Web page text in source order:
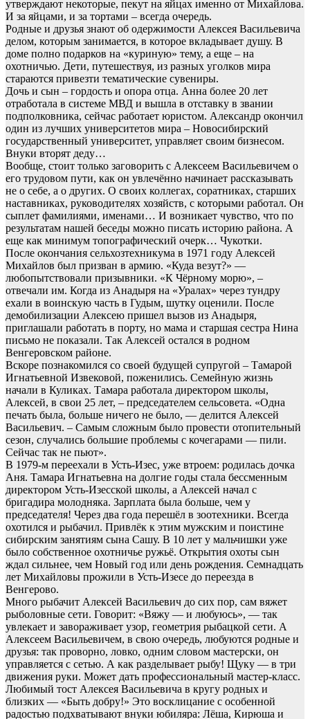
утверждают некоторые, пекут на яйцах именно от Михайлова.
И за яйцами, и за тортами – всегда очередь.
Родные и друзья знают об одержимости Алексея Васильевича
делом, которым занимается, в которое вкладывает душу. В
доме полно подарков на «куриную» тему, а еще – на
охотничью. Дети, путешествуя, из разных уголков мира
стараются привезти тематические сувениры.
Дочь и сын – гордость и опора отца. Анна более 20 лет
отработала в системе МВД и вышла в отставку в звании
подполковника, сейчас работает юристом. Александр окончил
один из лучших университетов мира – Новосибирский
государственный университет, управляет своим бизнесом.
Внуки вторят деду…
Вообще, стоит только заговорить с Алексеем Васильевичем о
его трудовом пути, как он увлечённо начинает рассказывать
не о себе, а о других. О своих коллегах, соратниках, старших
наставниках, руководителях хозяйств, с которыми работал. Он
сыплет фамилиями, именами… И возникает чувство, что по
результатам нашей беседы можно писать историю района. А
еще как минимум топографический очерк… Чукотки.
После окончания сельхозтехникума в 1971 году Алексей
Михайлов был призван в армию. «Куда везут?» —
любопытствовали призывники. «К Чёрному морю», –
отвечали им. Когда из Анадыря на «Уралах» через тундру
ехали в воинскую часть в Гудым, шутку оценили. После
демобилизации Алексею пришел вызов из Анадыря,
приглашали работать в порту, но мама и старшая сестра Нина
письмо не показали. Так Алексей остался в родном
Венгеровском районе.
Вскоре познакомился со своей будущей супругой – Тамарой
Игнатьевной Извековой, поженились. Семейную жизнь
начали в Куликах. Тамара работала директором школы,
Алексей, в свои 25 лет, – председателем сельсовета. «Одна
печать была, больше ничего не было, — делится Алексей
Васильевич. – Самым сложным было провести отопительный
сезон, случались большие проблемы с кочегарами — пили.
Сейчас так не пьют».
В 1979-м переехали в Усть-Изес, уже втроем: родилась дочка
Аня. Тамара Игнатьевна на долгие годы стала бессменным
директором Усть-Изесской школы, а Алексей начал с
бригадира молодняка. Зарплата была больше, чем у
председателя! Через два года перешёл в зоотехники. Всегда
охотился и рыбачил. Привлёк к этим мужским и поистине
сибирским занятиям сына Сашу. В 10 лет у мальчишки уже
было собственное охотничье ружьё. Открытия охоты сын
ждал сильнее, чем Новый год или день рождения. Семнадцать
лет Михайловы прожили в Усть-Изесе до переезда в
Венгерово.
Много рыбачит Алексей Васильевич до сих пор, сам вяжет
рыболовные сети. Говорит: «Вяжу — и любуюсь», — так
увлекает и завораживает узор, геометрия рыбацкой сети. А
Алексеем Васильевичем, в свою очередь, любуются родные и
друзья: так проворно, ловко, одним словом мастерски, он
управляется с сетью. А как разделывает рыбу! Щуку — в три
движения руки. Может дать профессиональный мастер-класс.
Любимый тост Алексея Васильевича в кругу родных и
близких — «Быть добру!» Это восклицание с особенной
радостью подхватывают внуки юбиляра: Лёша, Кирюша и